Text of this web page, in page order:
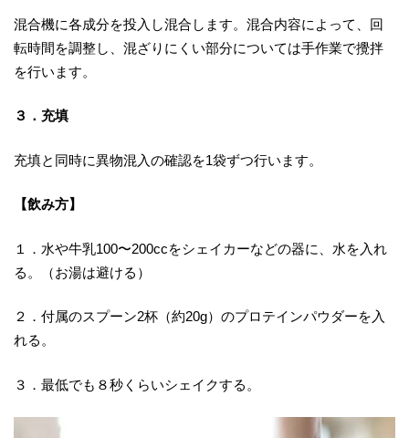
混合機に各成分を投入し混合します。混合内容によって、回
転時間を調整し、混ざりにくい部分については手作業で攪拌
を行います。
３．充填
充填と同時に異物混入の確認を1袋ずつ行います。
【飲み方】
１．水や牛乳100〜200ccをシェイカーなどの器に、水を入れ
る。（お湯は避ける）
２．付属のスプーン2杯（約20g）のプロテインパウダーを入
れる。
３．最低でも８秒くらいシェイクする。